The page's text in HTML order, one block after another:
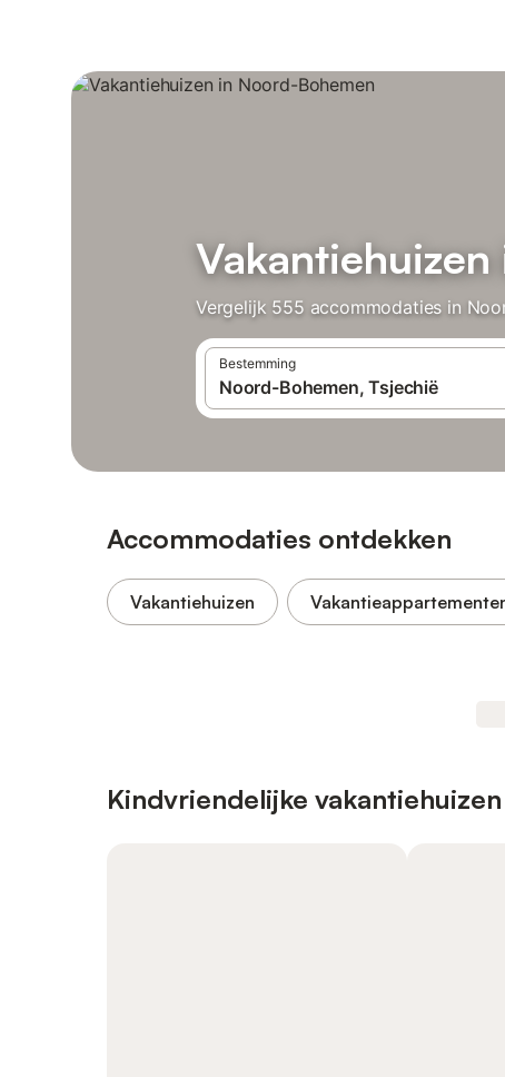
Vergelijk 555 accommodaties in
Bestemming
Accommodaties ontdekken
Vakantiehuizen
Kindvriendelijke vakantiehuizen